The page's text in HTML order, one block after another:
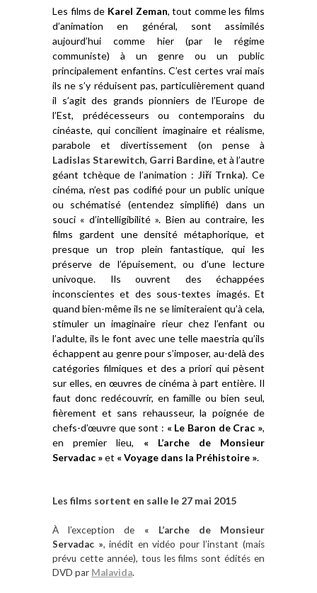
Les films de Karel Zeman, tout comme les films
d’animation en général, sont assimilés
aujourd’hui comme hier (par le régime
communiste) à un genre ou un public
principalement enfantins. C’est certes vrai mais
ils ne s’y réduisent pas, particulièrement quand
il s’agit des grands pionniers de l’Europe de
l’Est, prédécesseurs ou contemporains du
cinéaste, qui concilient imaginaire et réalisme,
parabole et divertissement (on pense à
Ladislas Starewitch, Garri Bardine, et à l’autre
géant tchèque de l’animation : Jiří Trnka). Ce
cinéma, n’est pas codifié pour un public unique
ou schématisé (entendez simplifié) dans un
souci « d’intelligibilité ». Bien au contraire, les
films gardent une densité métaphorique, et
presque un trop plein fantastique, qui les
préserve de l’épuisement, ou d’une lecture
univoque. Ils ouvrent des échappées
inconscientes et des sous-textes imagés. Et
quand bien-même ils ne se limiteraient qu’à cela,
stimuler un imaginaire rieur chez l’enfant ou
l’adulte, ils le font avec une telle maestria qu’ils
échappent au genre pour s’imposer, au-delà des
catégories filmiques et des a priori qui pèsent
sur elles, en œuvres de cinéma à part entière. Il
faut donc redécouvrir, en famille ou bien seul,
fièrement et sans rehausseur, la poignée de
chefs-d’œuvre que sont : « Le Baron de Crac »,
en premier lieu, « L’arche de Monsieur
Servadac »et « Voyage dans la Préhistoire ».
Les films sortent en salle le 27 mai 2015
À l’exception de « L’arche de Monsieur
Servadac », inédit en vidéo pour l’instant (mais
prévu cette année), tous les films sont édités en
DVD par Malavida.